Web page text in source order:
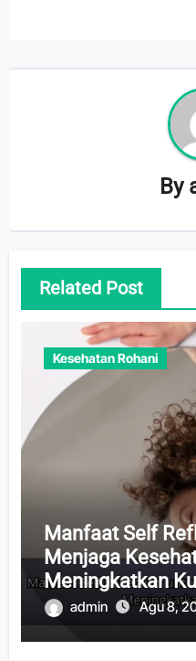
By
Related Post
Kesehatan Rohani
Manfaat Self
Menjaga
Meningkatkan
admin Agu 8,